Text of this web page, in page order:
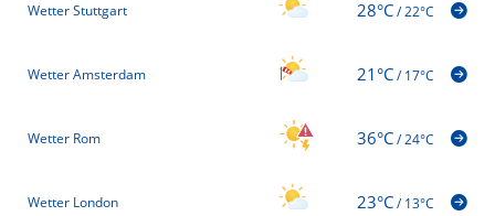
Wetter Stuttgart 28°C/22°C
Wetter Amsterdam 21°C/17°C
Wetter Rom 36°C/24°C
Wetter London 23°C/13°C